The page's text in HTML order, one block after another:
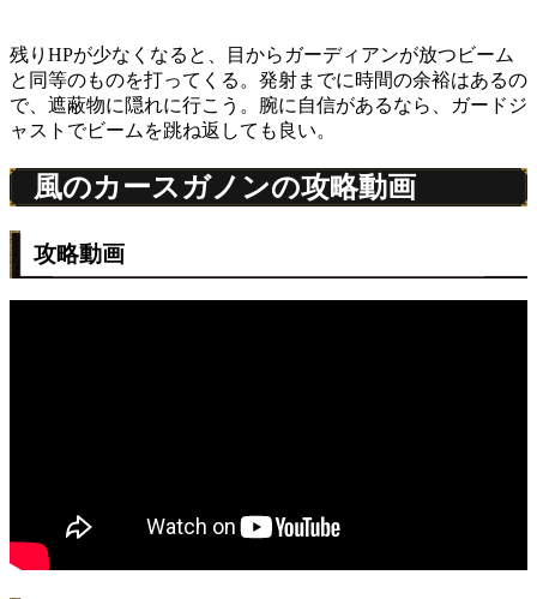
残りHPが少なくなると、目からガーディアンが放つビーム
と同等のものを打ってくる。発射までに時間の余裕はあるの
で、遮蔽物に隠れに行こう。腕に自信があるなら、ガードジ
ャストでビームを跳ね返しても良い。
風のカースガノンの攻略動画
攻略動画